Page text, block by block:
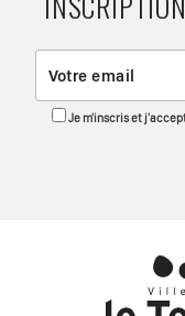
Je m'inscris et